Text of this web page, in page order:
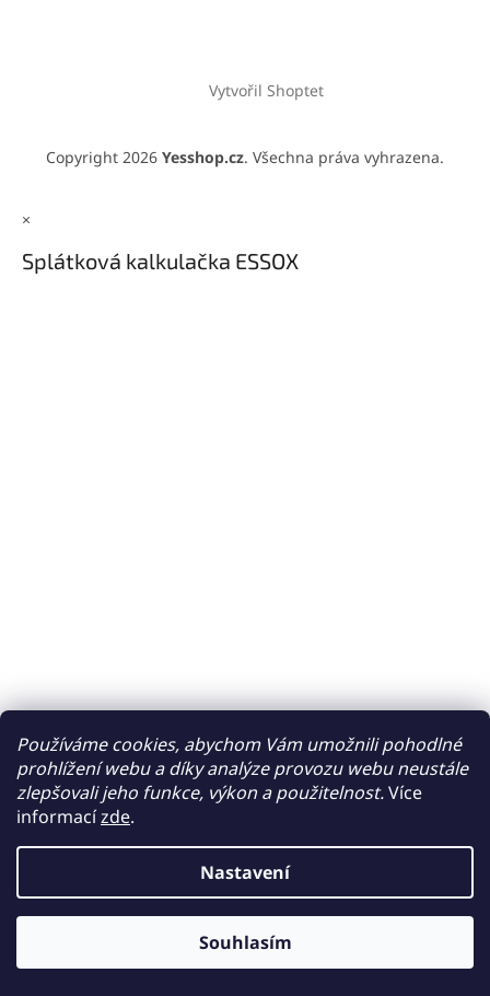
Používáme cookies, abychom Vám umožnili pohodlné
prohlížení webu a díky analýze provozu webu neustále
zlepšovali jeho funkce, výkon a použitelnost.Více
informacízde.
Nastavení
Souhlasím
Vytvořil Shoptet
Copyright 2026 Yesshop.cz. Všechna práva vyhrazena.
×
Splátková kalkulačka ESSOX